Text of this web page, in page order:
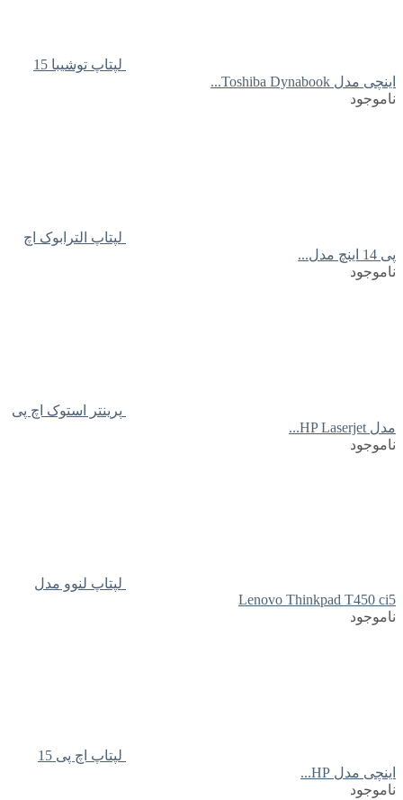
لپتاپ توشیبا 15
اینچی مدل Toshiba Dynabook...
ناموجود
لپتاپ الترابوک اچ
پی 14 اینچ مدل...
ناموجود
پرینتر استوک اچ پی
مدل HP Laserjet...
ناموجود
لپتاپ لنوو مدل
Lenovo Thinkpad T450 ci5
ناموجود
لپتاپ اچ پی 15
اینچی مدل HP...
ناموجود